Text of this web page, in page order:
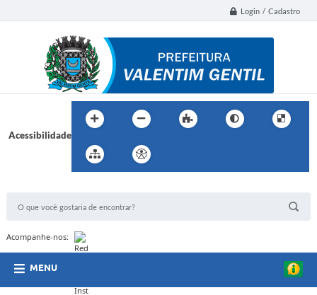
Login / Cadastro
Acessibilidade
Acompanhe-nos:
MENU